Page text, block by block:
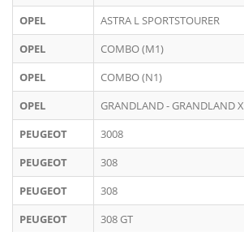
OPEL
ASTRA L SPORTSTOURER
OPEL
COMBO (M1)
OPEL
COMBO (N1)
OPEL
GRANDLAND - GRANDLAND X
PEUGEOT
3008
PEUGEOT
308
PEUGEOT
308
PEUGEOT
308 GT